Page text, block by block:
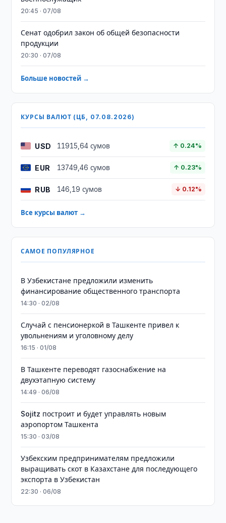
20:45 · 07/08
Сенат одобрил закон об общей безопасности
продукции
20:30 · 07/08
Больше новостей →
КУРСЫ ВАЛЮТ (ЦБ, 07.08.2026)
USD 11915,64 сумов ↑ 0.24%
EUR 13749,46 сумов ↑ 0.23%
RUB 146,19 сумов ↓ 0.12%
Все курсы валют →
САМОЕ ПОПУЛЯРНОЕ
В Узбекистане предложили изменить
финансирование общественного транспорта
14:30 · 02/08
Случай с пенсионеркой в Ташкенте привел к
увольнениям и уголовному делу
16:15 · 01/08
В Ташкенте переводят газоснабжение на
двухэтапную систему
14:49 · 06/08
Sojitz построит и будет управлять новым
аэропортом Ташкента
15:30 · 03/08
Узбекским предпринимателям предложили
выращивать скот в Казахстане для последующего
экспорта в Узбекистан
22:30 · 06/08